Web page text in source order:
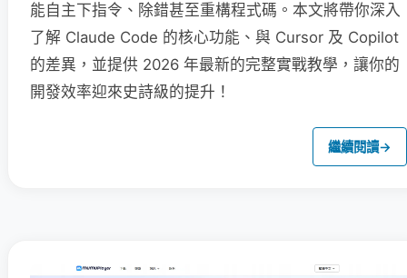
能自主下指令、除錯甚至重構程式碼。本文將帶你深入
了解 Claude Code 的核心功能、與 Cursor 及 Copilot
的差異，並提供 2026 年最新的完整實戰教學，讓你的
開發效率迎來史詩級的提升！
繼續閱讀→